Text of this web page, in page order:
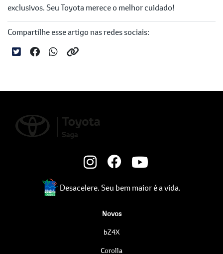
exclusivos. Seu Toyota merece o melhor cuidado!
Compartilhe esse artigo nas redes sociais:
Desacelere. Seu bem maior é a vida.
Novos
bZ4X
Corolla